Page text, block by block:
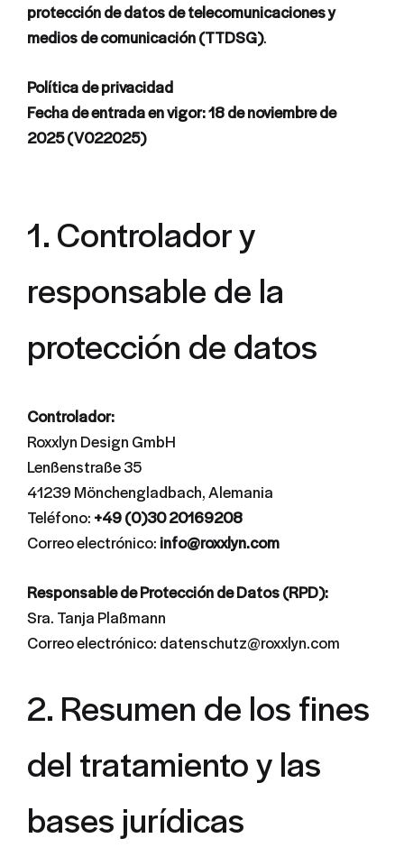
protección de datos de telecomunicaciones y
medios de comunicación (TTDSG).
Política de privacidad
Fecha de entrada en vigor: 18 de noviembre de
2025 (V022025)
1. Controlador y
responsable de la
protección de datos
Controlador:
Roxxlyn Design GmbH
Lenßenstraße 35
41239 Mönchengladbach, Alemania
Teléfono: +49 (0)30 20169208
Correo electrónico: info@roxxlyn.com
Responsable de Protección de Datos (RPD):
Sra. Tanja Plaßmann
Correo electrónico: datenschutz@roxxlyn.com
2. Resumen de los fines
del tratamiento y las
bases jurídicas